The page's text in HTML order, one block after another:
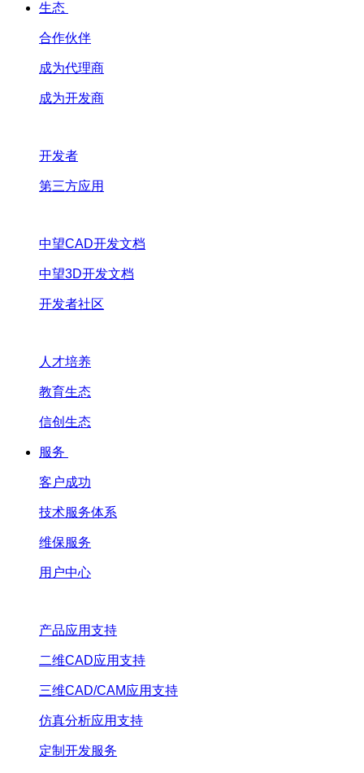
生态
合作伙伴
成为代理商
成为开发商
开发者
第三方应用
中望CAD开发文档
中望3D开发文档
开发者社区
人才培养
教育生态
信创生态
服务
客户成功
技术服务体系
维保服务
用户中心
产品应用支持
二维CAD应用支持
三维CAD/CAM应用支持
仿真分析应用支持
定制开发服务